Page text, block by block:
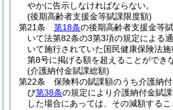
やかに告示しなければならない。
(後期高齢者支援金等賦課限度額)
第21条
第18条の後期高齢者支援金等
いて法第82条の3第3項の規定による
いて施行されていた国民健康保険法
第8号に掲げる額を超えることができ
(介護納付金賦課総額)
第22条
保険料の賦課額のうち介護納
び第38条の規定により介護納付金賦
した場合にあっては、その減額する